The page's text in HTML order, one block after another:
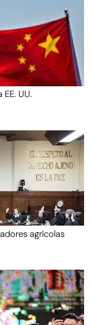
UU.
agrícolas